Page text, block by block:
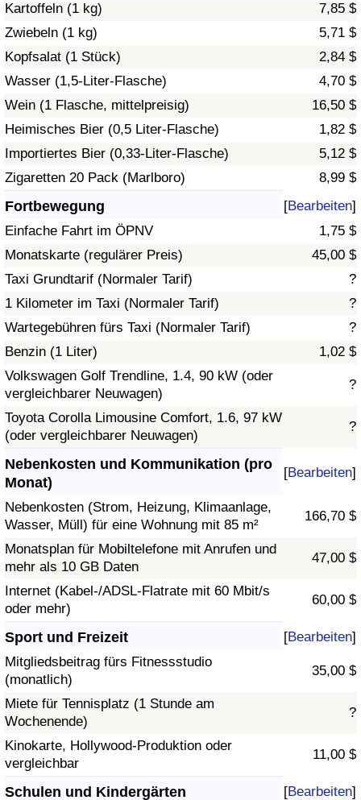
Kartoffeln (1 kg)
7,85 $
Zwiebeln (1 kg)
5,71 $
Kopfsalat (1 Stück)
2,84 $
Wasser (1,5-Liter-Flasche)
4,70 $
Wein (1 Flasche, mittelpreisig)
16,50 $
Heimisches Bier (0,5 Liter-Flasche)
1,82 $
Importiertes Bier (0,33-Liter-Flasche)
5,12 $
Zigaretten 20 Pack (Marlboro)
8,99 $
Fortbewegung [Bearbeiten]
Einfache Fahrt im ÖPNV
1,75 $
Monatskarte (regulärer Preis)
45,00 $
Taxi Grundtarif (Normaler Tarif)
?
1 Kilometer im Taxi (Normaler Tarif)
?
Wartegebühren fürs Taxi (Normaler Tarif)
?
Benzin (1 Liter)
1,02 $
Volkswagen Golf Trendline, 1.4, 90 kW (oder
vergleichbarer Neuwagen)
?
Toyota Corolla Limousine Comfort, 1.6, 97 kW
(oder vergleichbarer Neuwagen)
?
Nebenkosten und Kommunikation (pro
Monat)
[Bearbeiten]
Nebenkosten (Strom, Heizung, Klimaanlage,
Wasser, Müll) für eine Wohnung mit 85 m²
166,70 $
Monatsplan für Mobiltelefone mit Anrufen und
mehr als 10 GB Daten
47,00 $
Internet (Kabel-/ADSL-Flatrate mit 60 Mbit/s
oder mehr)
60,00 $
Sport und Freizeit [Bearbeiten]
Mitgliedsbeitrag fürs Fitnessstudio
(monatlich)
35,00 $
Miete für Tennisplatz (1 Stunde am
Wochenende)
?
Kinokarte, Hollywood-Produktion oder
vergleichbar
11,00 $
Schulen und Kindergärten [Bearbeiten]
Umweltverschmutzungs-Index nach Land
Verkehr
Verkehrs-Index
Verkehrs-Index (aktuell)
Verkehrs-Index nach Land